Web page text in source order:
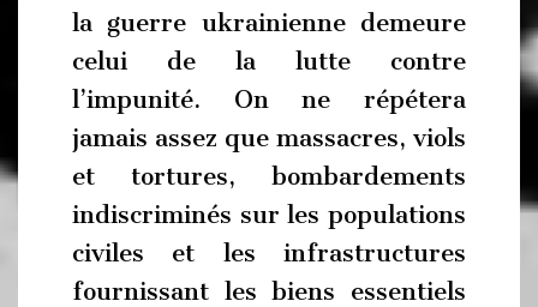
la guerre ukrainienne demeure
celui de la lutte contre
l’impunité. On ne répétera
jamais assez que massacres, viols
et tortures, bombardements
indiscriminés sur les populations
civiles et les infrastructures
fournissant les biens essentiels